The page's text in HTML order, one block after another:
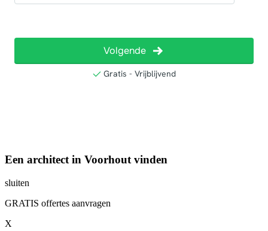
Een architect in Voorhout vinden
sluiten
GRATIS offertes aanvragen
X